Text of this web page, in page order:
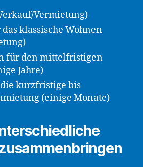
Vermietung)
klassische Wohnen
für den mittelfristigen
Jahre)
kurzfristige bis
(einige Monate)